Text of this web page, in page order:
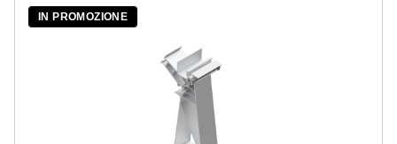
IN PROMOZIONE